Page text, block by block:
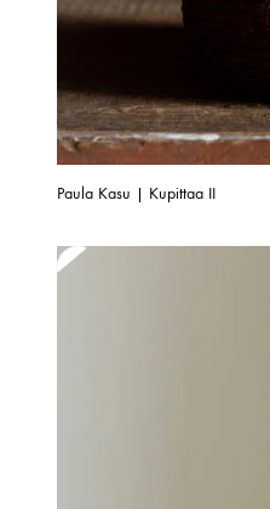
Paula Kasu | Kupittaa II